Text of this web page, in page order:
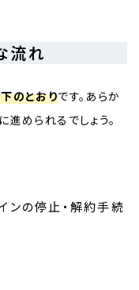
流れ
のとおりです。あらか
められるでしょう。
ンの停止・解約手続